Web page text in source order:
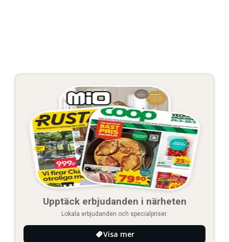
Upptäck erbjudanden i närheten
Lokala erbjudanden och specialpriser.
Visa mer